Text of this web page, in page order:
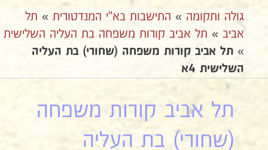
גולה ותקומה » התישבות בא"י המנדטורית » תל
אביב » תל אביב קורות משפחה בת העליה השלישית
» תל אביב קורות משפחה (שחורי) בת העליה
השלישית 4א
תל אביב קורות משפחה
(שחורי) בת העליה